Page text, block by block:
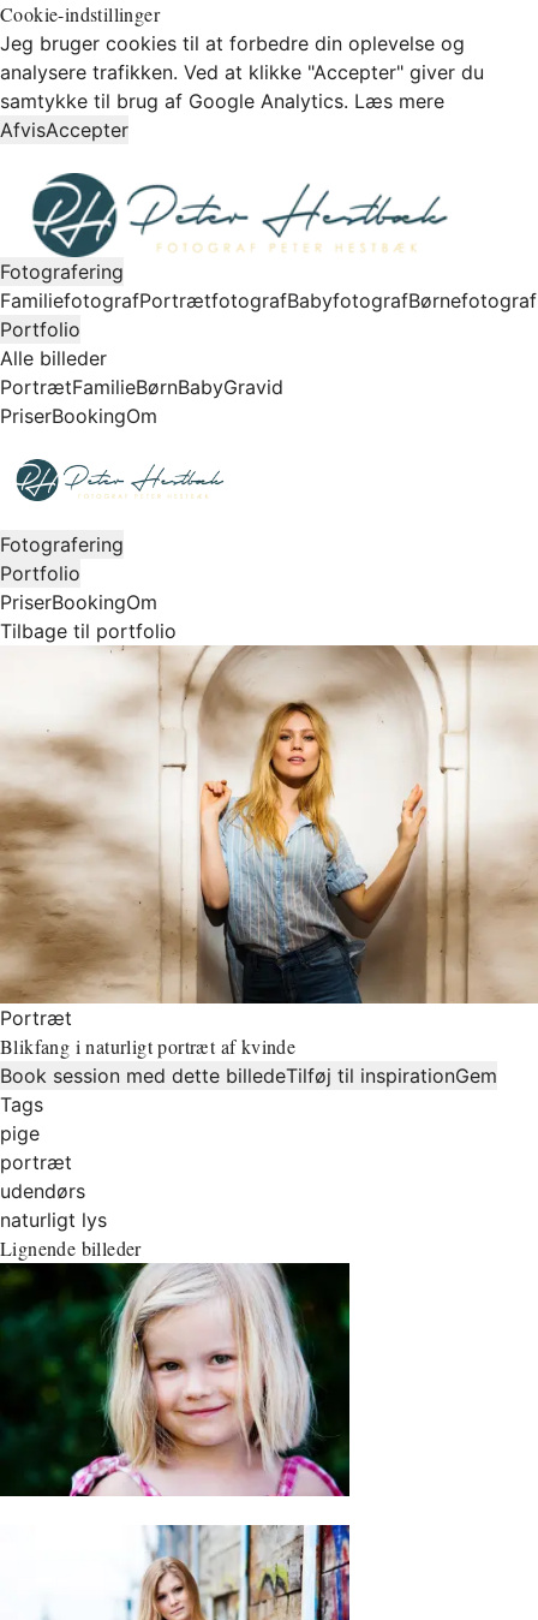
Cookie-indstillinger
Jeg bruger cookies til at forbedre din oplevelse og
analysere trafikken. Ved at klikke "Accepter" giver du
samtykke til brug af Google Analytics. Læs mere
AfvisAccepter
Fotografering
FamiliefotografPortrætfotografBabyfotografBørnefotograf
Portfolio
Alle billeder
PortrætFamilieBørnBabyGravid
PriserBookingOm
Fotografering
Portfolio
PriserBookingOm
Tilbage til portfolio
Portræt
Blikfang i naturligt portræt af kvinde
Book session med dette billedeTilføj til inspirationGem
Tags
pige
portræt
udendørs
naturligt lys
Lignende billeder